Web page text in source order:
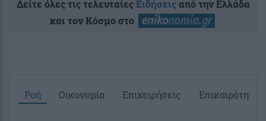
Δείτε όλες τις τελευταίεςΕιδήσειςαπό την Ελλάδα
και τον Κόσμο στο
Ροή Οικονομία Επιχειρήσεις Επικαιρότητα